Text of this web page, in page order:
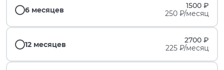
6 месяцев
1500 ₽
250 ₽/месяц
12 месяцев
2700 ₽
225 ₽/месяц